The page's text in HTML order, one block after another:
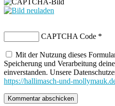
CAPTCHA Code *
Mit der Nutzung dieses
Speicherung und Verarbeitung
einverstanden. Unsere
https://hallimasch-und-